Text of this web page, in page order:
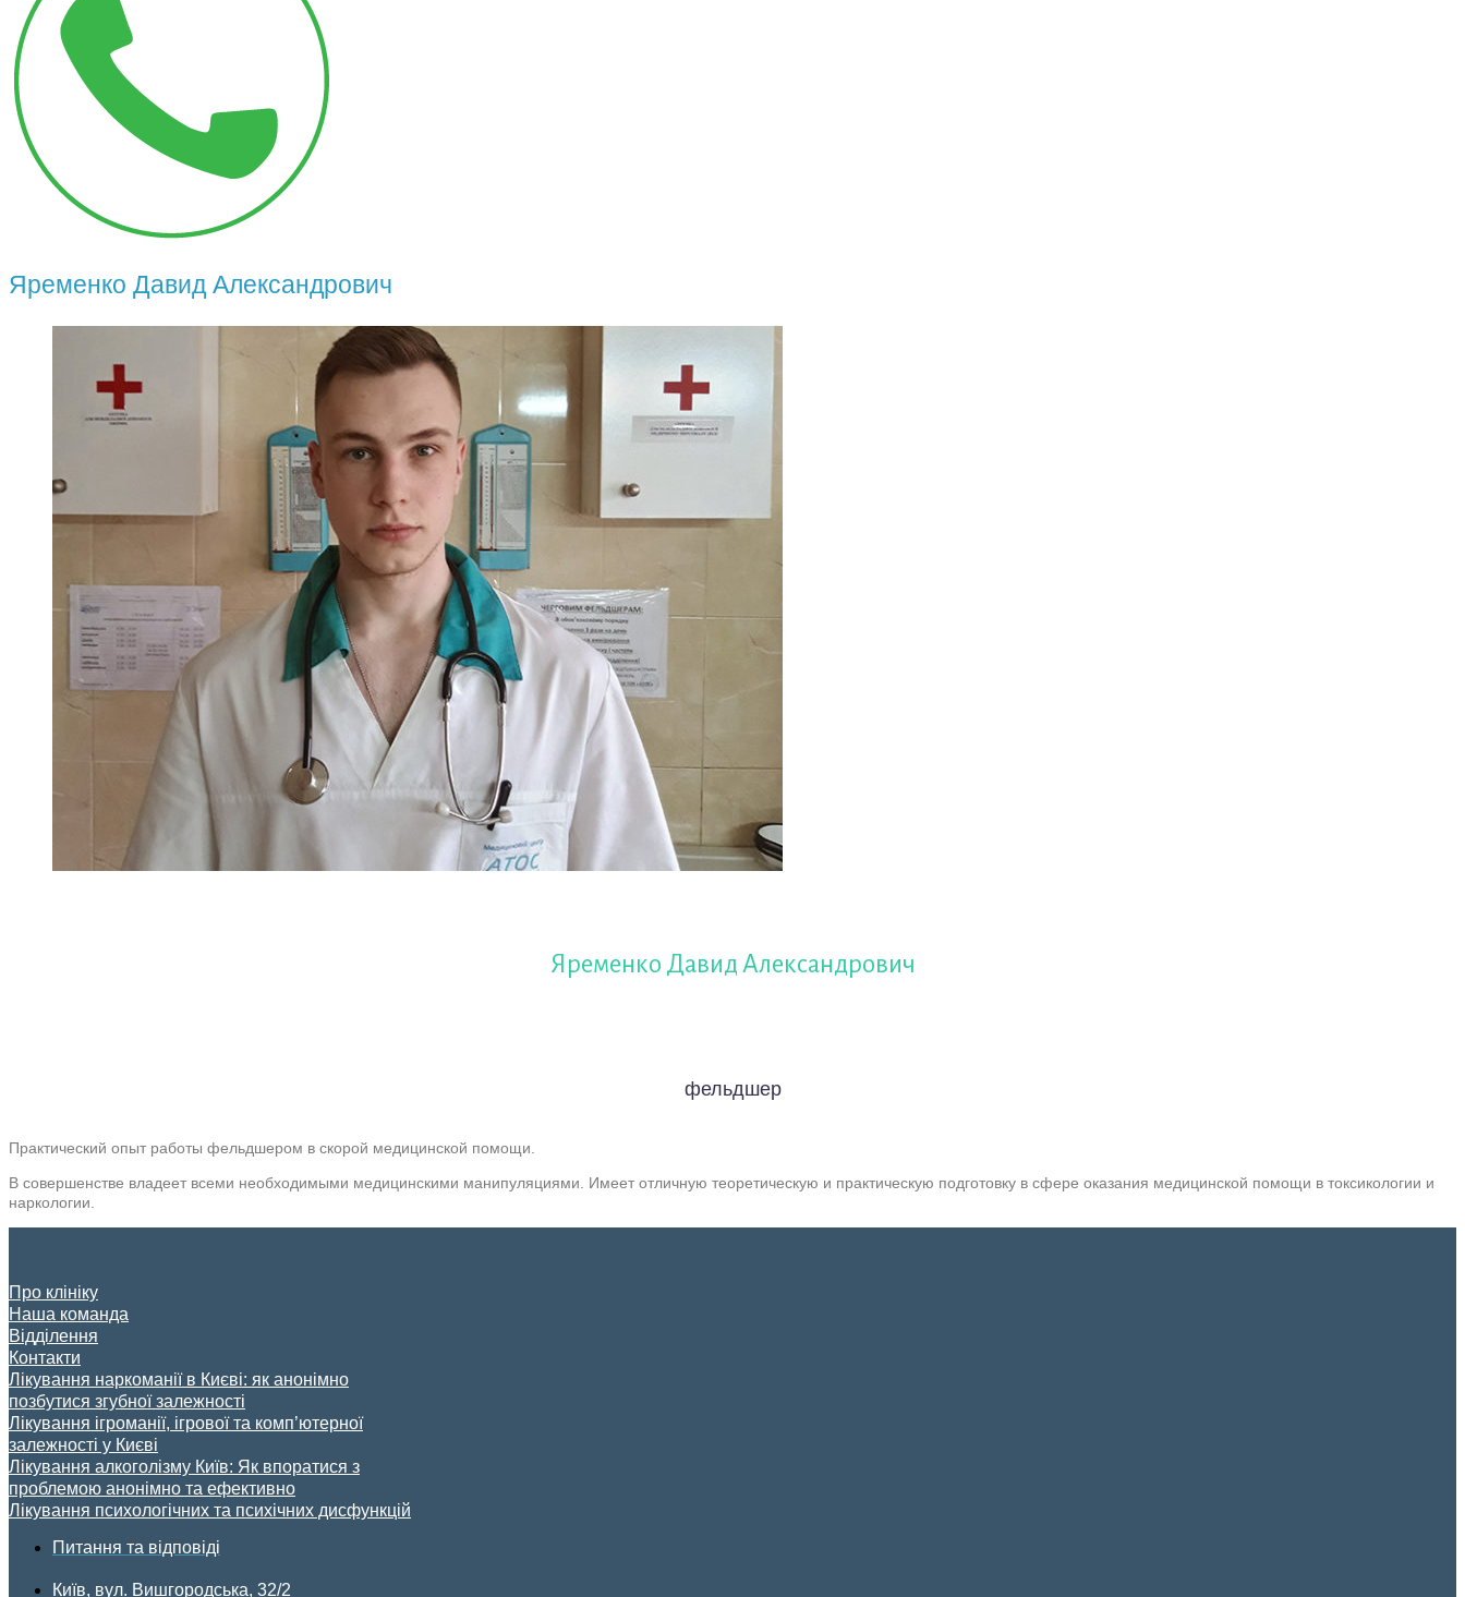
Яременко Давид Александрович
Яременко Давид Александрович
фельдшер
Практический опыт работы фельдшером в скорой медицинской помощи.
В совершенстве владеет всеми необходимыми медицинскими манипуляциями. Имеет отличную теоретическую и практическую подготовку в сфере оказания медицинской помощи в токсикологии и
наркологии.
Про клініку
Наша команда
Відділення
Контакти
Лікування наркоманії в Києві: як анонімно
позбутися згубної залежності
Лікування ігроманії, ігрової та комп’ютерної
залежності у Києві
Лікування алкоголізму Київ: Як впоратися з
проблемою анонімно та ефективно
Лікування психологічних та психічних дисфункцій
Питання та відповіді
Київ, вул. Вишгородська, 32/2